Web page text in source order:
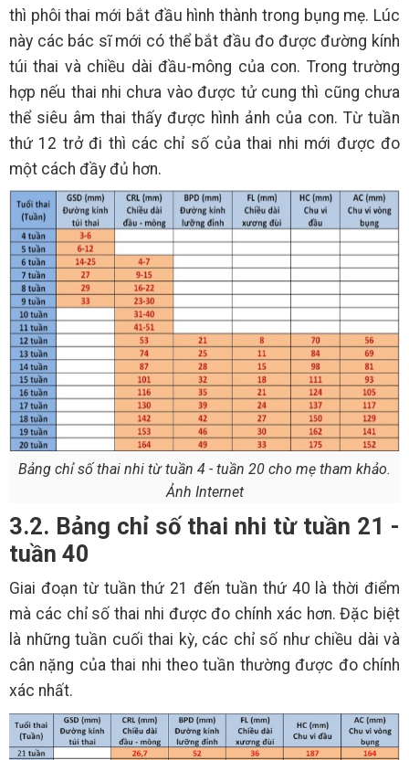
thì phôi thai mới bắt đầu hình thành trong bụng mẹ. Lúc
này các bác sĩ mới có thể bắt đầu đo được đường kính
túi thai và chiều dài đầu-mông của con. Trong trường
hợp nếu thai nhi chưa vào được tử cung thì cũng chưa
thể siêu âm thai thấy được hình ảnh của con. Từ tuần
thứ 12 trở đi thì các chỉ số của thai nhi mới được đo
một cách đầy đủ hơn.
Bảng chỉ số thai nhi từ tuần 4 - tuần 20 cho mẹ tham khảo.
Ảnh Internet
3.2. Bảng chỉ số thai nhi từ tuần 21 -
tuần 40
Giai đoạn từ tuần thứ 21 đến tuần thứ 40 là thời điểm
mà các chỉ số thai nhi được đo chính xác hơn. Đặc biệt
là những tuần cuối thai kỳ, các chỉ số như chiều dài và
cân nặng của thai nhi theo tuần thường được đo chính
xác nhất.